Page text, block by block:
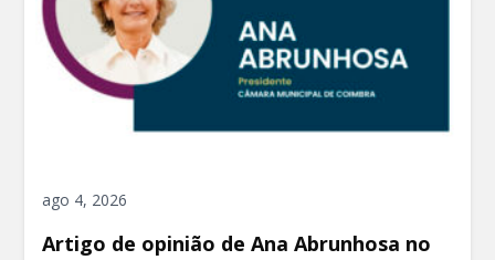
ago 4, 2026
Artigo de opinião de Ana Abrunhosa no